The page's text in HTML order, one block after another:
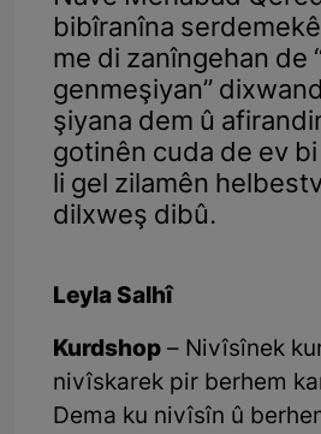
bibîranîna
me di zanîngehan de
genmeşiyan”
şiyana dem û
gotinên cuda de ev
li gel zilamên
dilxweş dibû.
Leyla Salhî
Kurdshop – Nivîsînek
nivîskarek pir berhem
Dema ku nivîsîn û